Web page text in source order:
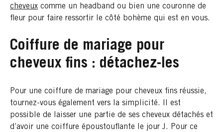
cheveux comme un headband ou bien une couronne de
fleur pour faire ressortir le côté bohème qui est en vous.
Coiffure de mariage pour
cheveux fins : détachez-les
Pour une coiffure de mariage pour cheveux fins réussie,
tournez-vous également vers la simplicité. Il est
possible de laisser une partie de ses cheveux détachés et
d’avoir une coiffure époustouflante le jour J. Pour ce